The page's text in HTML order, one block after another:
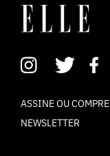
ASSINE OU COMPRE
NEWSLETTER